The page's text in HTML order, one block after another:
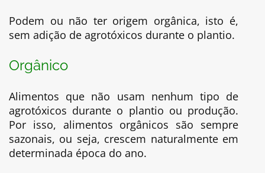
Podem ou não ter origem orgânica, isto é,
sem adição de agrotóxicos durante o plantio.
Orgânico
Alimentos que não usam nenhum tipo de
agrotóxicos durante o plantio ou produção.
Por isso, alimentos orgânicos são sempre
sazonais, ou seja, crescem naturalmente em
determinada época do ano.